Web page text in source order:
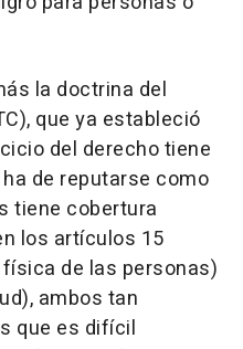
la doctrina del
que ya estableció
del derecho tiene
de reputarse como
tiene cobertura
los artículos 15
de las personas)
ambos tan
que es difícil